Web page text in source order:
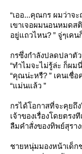
“เออ...คุณกร ผมว่าจ
เขาเจอผมนอนหมดส
อยู่แถวไหน? ” จู่ๆเค
กรซึ่งกำลังปลดปลาตั
“ทำไมจะไม่รู้ล่ะ ก็ผ
“คุณน่ะหรื? ” เคนเชื่อ
“แม่นแล้ว ”
กรได้โอกาสที่จะคุยถึ
เจ้าของเรื่องโดยตร
ลืมคำสั่งของทิพย์สุรา
ชายหนุ่มมองหน้าเด็ก